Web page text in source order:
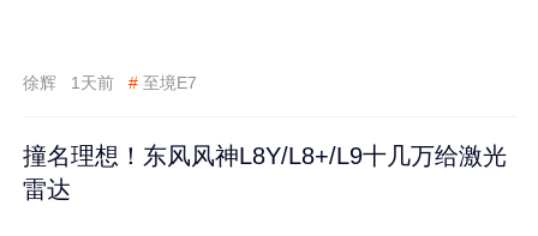
徐辉 1天前 # 至境E7
撞名理想！东风风神L8Y/L8+/L9十几万给激光
雷达